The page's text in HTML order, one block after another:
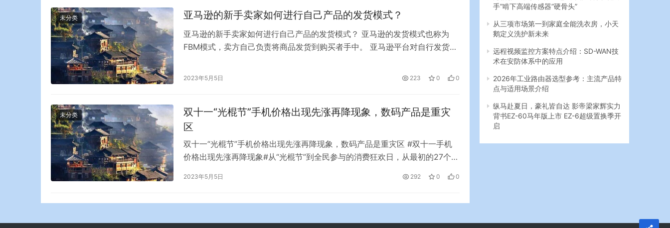
未分类 亚马逊的新手卖家如何进行自己产品的发货模式？
亚马逊的新手卖家如何进行自己产品的发货模式？ 亚马逊的发货模式也称为
FBM模式，卖方自己负责将商品发货到购买者手中。 亚马逊平台对自行发货的
货。 具有及时网络跟踪信息的物流号，如果不按时发货就是“迟配”，将纳入考
2023年5月5日 223 0 0
未分类
双十一“光棍节”手机价格出现先涨再降现象，数码产品是重灾
区
双十一“光棍节”手机价格出现先涨再降现象，数码产品是重灾区 #双十一手机
价格出现先涨再降现象#从“光棍节”到全民参与的消费狂欢日，从最初的27个商
大，连续13年创造“神话”。然而，随着消费者生活水平的提高，平台补贴活动
2023年5月5日 292 0 0
手”啃下高端传感器“硬骨头”
从三项市场第一到家庭全能洗衣房，小天
鹅定义洗护新未来
远程视频监控方案特点介绍：SD-WAN技
术在安防体系中的应用
2026年工业路由器选型参考：主流产品特
点与适用场景介绍
纵马赴夏日，豪礼皆自达 影帝梁家辉实力
背书EZ-60马年版上市 EZ-6超级置换季开
启